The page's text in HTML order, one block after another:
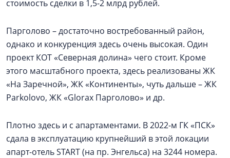
стоимость сделки в 1,5-2 млрд рублей.
Парголово – достаточно востребованный район,
однако и конкуренция здесь очень высокая. Один
проект КОТ «Северная долина» чего стоит. Кроме
этого масштабного проекта, здесь реализованы ЖК
«На Заречной», ЖК «Континенты», чуть дальше – ЖК
Parkolovо, ЖК «Glorax Парголово» и др.
Плотно здесь и с апартаментами. В 2022-м ГК «ПСК»
сдала в эксплуатацию крупнейший в этой локации
апарт-отель START (на пр. Энгельса) на 3244 номера.